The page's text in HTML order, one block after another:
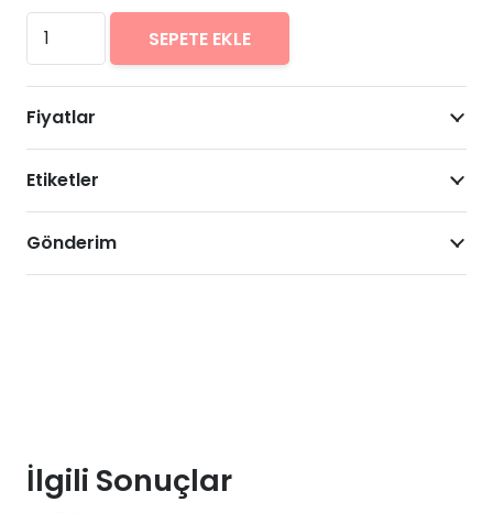
Xiaomi
Mi
8
Lite
Arıza
Onarımı
Fiyatları
adet
SEPETE EKLE
Fiyatlar
Etiketler
Gönderim
İlgili Sonuçlar